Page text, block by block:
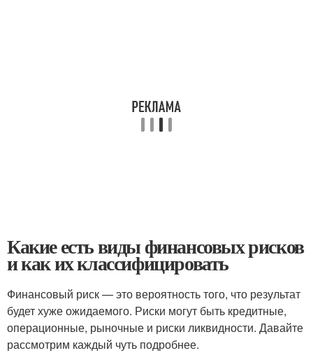
Какие есть виды финансовых рисков
и как их классифицировать
Финансовый риск — это вероятность того, что результат
будет хуже ожидаемого. Риски могут быть кредитные,
операционные, рыночные и риски ликвидности. Давайте
рассмотрим каждый чуть подробнее.